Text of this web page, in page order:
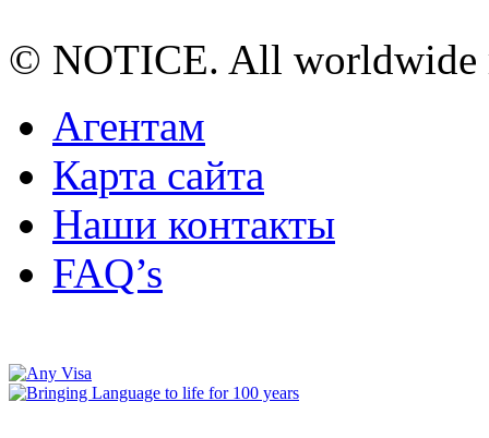
© NOTICE. All worldwide
Агентам
Карта сайта
Наши контакты
FAQ’s